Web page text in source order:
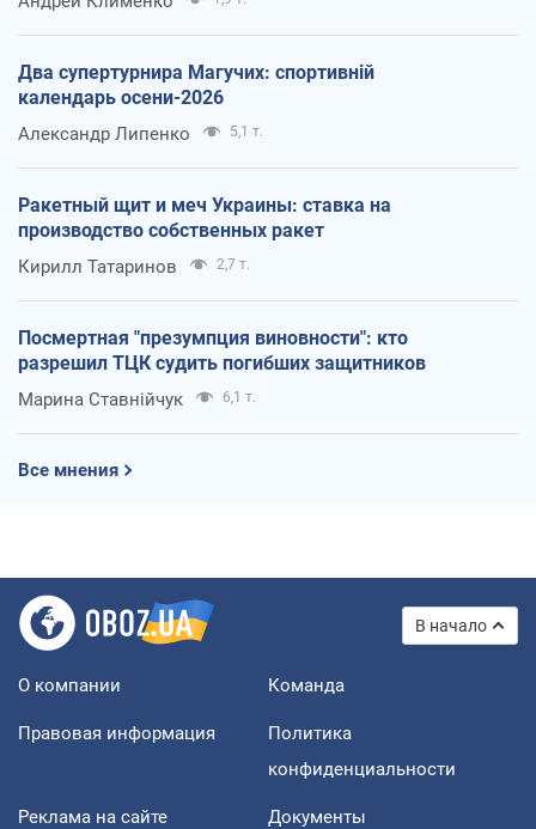
Два супертурнира Магучих: спортивній
календарь осени-2026
Александр Липенко 5,1 т.
Ракетный щит и меч Украины: ставка на
производство собственных ракет
Кирилл Татаринов 2,7 т.
Посмертная "презумпция виновности": кто
разрешил ТЦК судить погибших защитников
Марина Ставнійчук 6,1 т.
Все мнения
В начало
О компании Команда
Правовая информация
Политика
конфиденциальности
Реклама на сайте Документы